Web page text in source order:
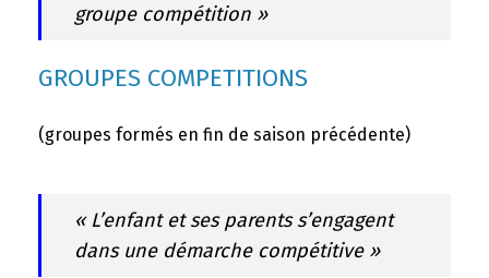
groupe compétition »
GROUPES COMPETITIONS
(groupes formés en fin de saison précédente)
« L’enfant et ses parents s’engagent
dans une démarche compétitive »